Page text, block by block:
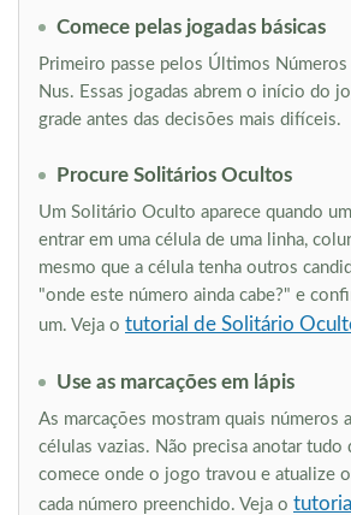
Comece pelas jogadas básicas
Primeiro passe pelos Últimos
Nus. Essas jogadas abrem o início do
grade antes das decisões mais difíceis.
Procure Solitários Ocultos
Um Solitário Oculto aparece quando
entrar em uma célula de uma linha,
mesmo que a célula tenha outros
"onde este número ainda cabe?" e
um. Veja o tutorial de Solitário
Use as marcações em lápis
As marcações mostram quais números
células vazias. Não precisa anotar tudo
comece onde o jogo travou e atualize
cada número preenchido. Veja o